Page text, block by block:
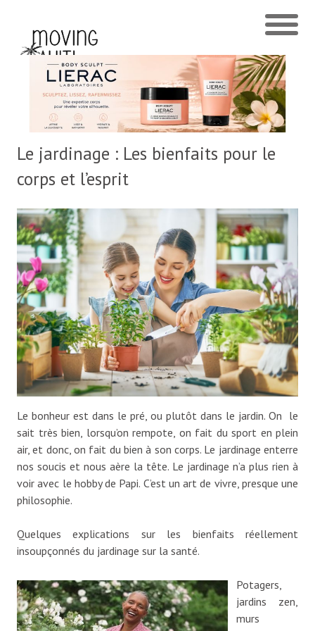
Le jardinage : Les bienfaits pour le
corps et l’esprit
Le bonheur est dans le pré, ou plutôt dans le jardin. On le
sait très bien, lorsqu’on rempote, on fait du sport en plein
air, et donc, on fait du bien à son corps. Le jardinage enterre
nos soucis et nous aère la tête. Le jardinage n’a plus rien à
voir avec le hobby de Papi. C’est un art de vivre, presque une
philosophie.
Quelques explications sur les bienfaits réellement
insoupçonnés du jardinage sur la santé.
Potagers,
jardins zen,
murs